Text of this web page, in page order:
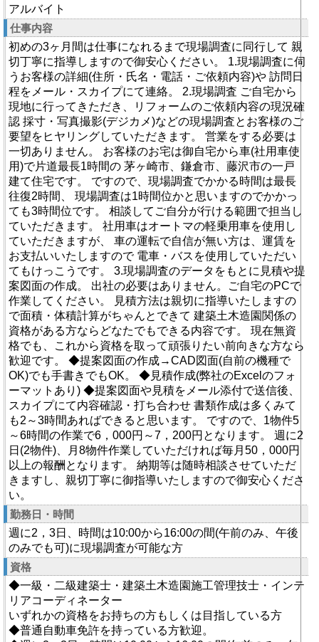
アルバイト
仕事内容
初めの3ヶ月間は仕事になれるまで現場調査に同行して 親
切丁寧に指導しますので御安心ください。 1.現場調査に伺
うお客様の詳細(住所・氏名・電話・ご依頼内容)や 訪問日
程をメール・スカイプにて連絡。 2.現場調査 ご自宅から
現地に行ってきただき、リフォームのご依頼内容の現況確
認 採寸・写真撮影(デジカメ)などの現場調査とお客様のご
要望をヒヤリングしていただきます。 営業をする必要は
一切ありません。 お客様のお宅は御自宅から車(社用車使
用)で片道最長1時間の 茅ヶ崎市、鎌倉市、藤沢市の一戸
建て住宅です。 ですので、現場調査でかかる時間は最長
往復2時間、 現場調査は1時間位かと思いますのでかかっ
ても3時間位です。 相談してご自分が行ける範囲で担当し
ていただきます。 社用車はオートマの軽乗用車を使用し
ていただきますが、 車の運転で自信が無い方は、運賃を
お支払いいたしますので 電車・バスを使用していただい
てもけっこうです。 3.現場調査のデータをもとに見積や提
案図面の作成。 出社の必要はありません。ご自宅のPCで
作業してください。 見積方法は親切に指導いたしますの
で面積・体積計算がちゃんとできて 建築土木造園関係の
資格がある方ならどなたでもできる内容です。 現在無資
格でも、これから資格を取って頑張りたい前向きな方なら
歓迎です。 ◆提案図面の作成→CAD図面(自前の機種で
OK)でも手書きでもOK。 ◆見積作成(弊社のExcelのフォ
ーマットあり) ◆提案図面や見積をメール添付で送信後、
スカイプにて内容確認・打ち合わせ 書類作成は多くみて
も2～3時間あればできると思います。 ですので、1物件5
～6時間の作業で6，000円～7，200円となります。 週に2
日(2物件)、月8物件作業していただければ毎月50，000円
以上の報酬となります。 納期等は随時相談させていただ
きますし、親切丁寧に御指導いたしますので御安心くださ
い。
勤務日・時間
週に2，3日、時間は10:00から16:00の間(午前のみ、午後
のみでも可)に現場調査が可能な方
資格
◆一級・二級建築士・建築土木造園施工管理技士・インテ
リアコーディネーター
いずれかの資格をお持ちの方もしくは目指している方
◆普通自動車免許を持っている方歓迎。